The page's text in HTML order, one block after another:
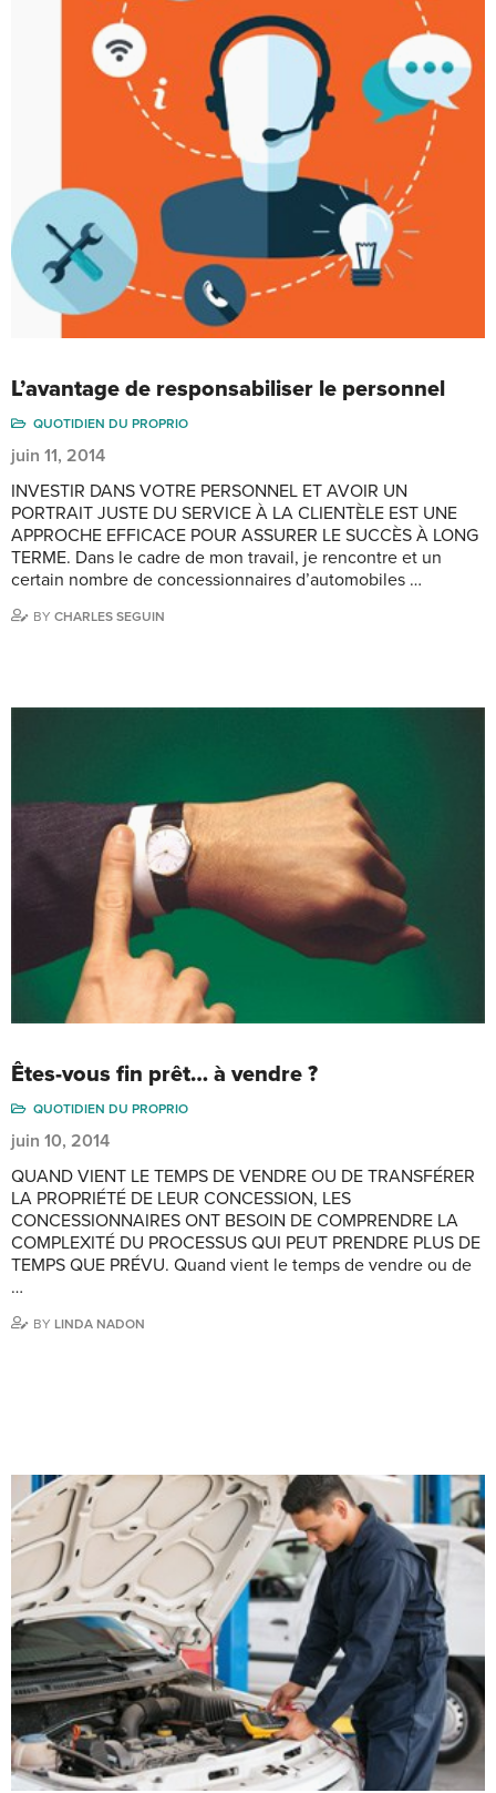
L’avantage de responsabiliser le personnel
QUOTIDIEN DU PROPRIO
juin 11, 2014
INVESTIR DANS VOTRE PERSONNEL ET AVOIR UN
PORTRAIT JUSTE DU SERVICE À LA CLIENTÈLE EST UNE
APPROCHE EFFICACE POUR ASSURER LE SUCCÈS À LONG
TERME. Dans le cadre de mon travail, je rencontre et un
certain nombre de concessionnaires d’automobiles …
BY CHARLES SEGUIN
Êtes-vous fin prêt… à vendre ?
QUOTIDIEN DU PROPRIO
juin 10, 2014
QUAND VIENT LE TEMPS DE VENDRE OU DE TRANSFÉRER
LA PROPRIÉTÉ DE LEUR CONCESSION, LES
CONCESSIONNAIRES ONT BESOIN DE COMPRENDRE LA
COMPLEXITÉ DU PROCESSUS QUI PEUT PRENDRE PLUS DE
TEMPS QUE PRÉVU. Quand vient le temps de vendre ou de
…
BY LINDA NADON